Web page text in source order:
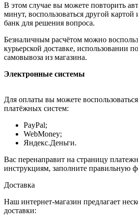
В этом случае вы можете повторить
минут, воспользоваться другой картой
банк для решения вопроса.
Безналичным расчётом можно
курьерской доставке, использовании
самовывоза из магазина.
Электронные системы
Для оплаты вы можете
платёжных систем:
PayPal;
WebMoney;
Яндекс.Деньги.
Вас перенаправит на страницу
инструкциям, заполните правильную
Доставка
Наш интернет-магазин предлагает
доставки: